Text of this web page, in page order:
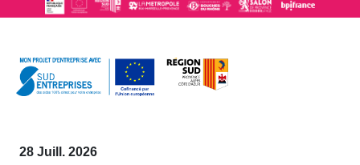
28 Juill. 2026